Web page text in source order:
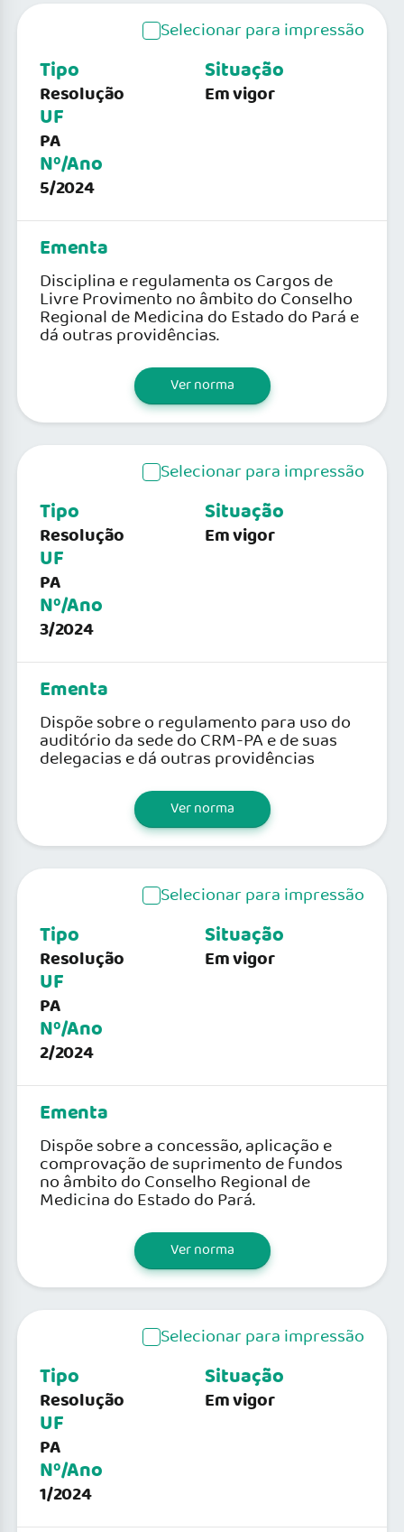
Selecionar para impressão
Tipo
Resolução
UF
PA
Nº/Ano
5/2024
Situação
Em vigor
Ementa
Disciplina e regulamenta os Cargos de
Livre Provimento no âmbito do Conselho
Regional de Medicina do Estado do Pará e
dá outras providências.
Ver norma
Selecionar para impressão
Tipo
Resolução
UF
PA
Nº/Ano
3/2024
Situação
Em vigor
Ementa
Dispõe sobre o regulamento para uso do
auditório da sede do CRM-PA e de suas
delegacias e dá outras providências
Ver norma
Selecionar para impressão
Tipo
Resolução
UF
PA
Nº/Ano
2/2024
Situação
Em vigor
Ementa
Dispõe sobre a concessão, aplicação e
comprovação de suprimento de fundos
no âmbito do Conselho Regional de
Medicina do Estado do Pará.
Ver norma
Selecionar para impressão
Tipo
Resolução
UF
PA
Nº/Ano
1/2024
Situação
Em vigor